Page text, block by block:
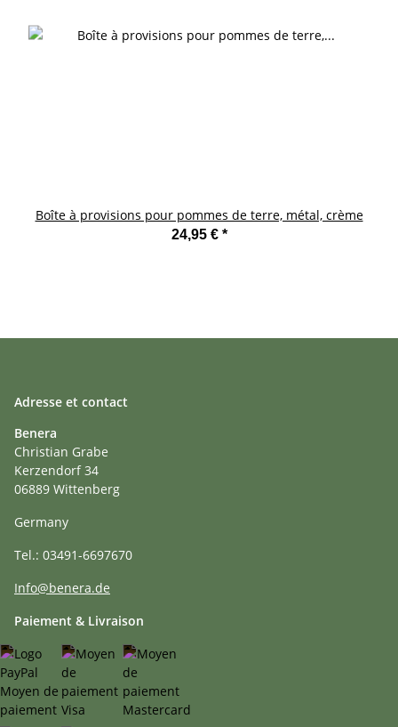
Boîte à provisions pour pommes de terre, métal, crème
24,95 € *
Adresse et contact
Benera
Christian Grabe
Kerzendorf 34
06889 Wittenberg
Germany
Tel.: 03491-6697670
Info@benera.de
Paiement & Livraison